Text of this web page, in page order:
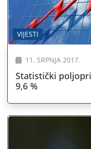
VIJESTI
11. SRPNJA 2017.
Statistički
9,6 %